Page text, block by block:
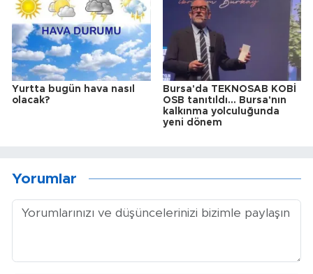
Yurtta bugün hava nasıl
olacak?
Bursa'da TEKNOSAB KOBİ
OSB tanıtıldı... Bursa'nın
kalkınma yolculuğunda
yeni dönem
Yorumlar